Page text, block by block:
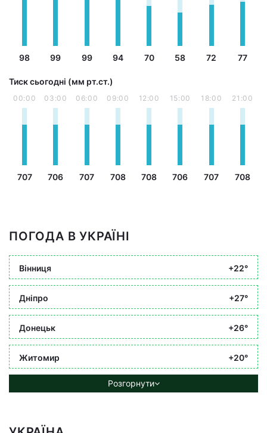
98 99 99 94 70 58 72 77
Тиск сьогодні (мм рт.ст.)
00:00
707
03:00
706
06:00
707
09:00
708
12:00
708
15:00
706
18:00
707
21:00
708
ПОГОДА В УКРАЇНІ
Вінниця +22°
Дніпро +27°
Донецьк +26°
Житомир +20°
Розгорнути